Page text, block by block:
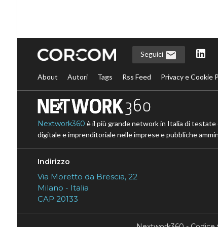
Seguici
About Autori Tags Rss Feed Privacy e Cookie
Nextwork360 è il più grande network in Italia di testate
digitale e imprenditoriale nelle imprese e pubbliche
Indirizzo
Via Moretto da Brescia, 22
Milano - Italia
CAP 20133